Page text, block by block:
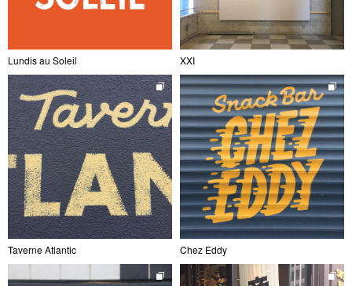
Lundis au Soleil XXI
Taverne Atlantic Chez Eddy